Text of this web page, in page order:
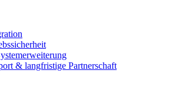
& langfristige Partnerschaft